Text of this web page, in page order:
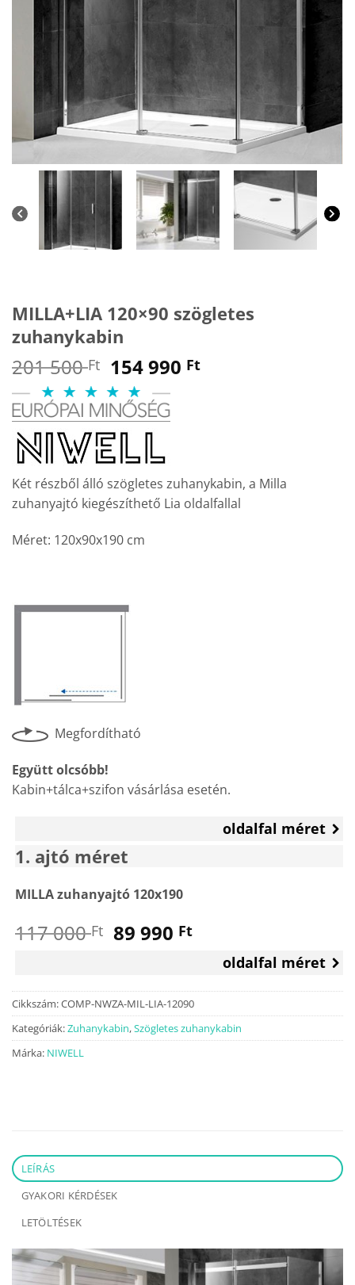
MILLA+LIA 120×90 szögletes
zuhanykabin
201 500Ft Original
price
was:
201
500 Ft.
154 990 FtCurrent
Két részből álló szögletes zuhanykabin, a Milla
zuhanyajtó kiegészíthető Lia oldalfallal
Méret: 120x90x190 cm
Megfordítható
Együtt olcsóbb!
Kabin+tálca+szifon vásárlása esetén.
oldalfal méret
1 ajtó méret
MILLA zuhanyajtó 120x190
117 000Ft Original
117
000 Ft.
89 990 FtCurrent
price
89
990 Ft.
oldalfal méret
Cikkszám:COMP-NWZA-MIL-LIA-12090
Kategóriák:Zuhanykabin,Szögletes zuhanykabin
Márka: NIWELL
LEÍRÁS
GYAKORI KÉRDÉSEK
LETÖLTÉSEK